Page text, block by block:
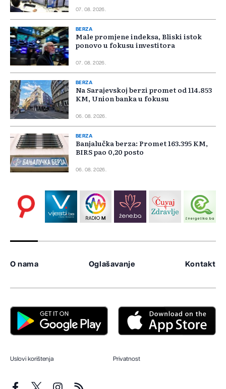
07. 08. 2026.
BERZA
Male promjene indeksa, Bliski istok
ponovo u fokusu investitora
07. 08. 2026.
BERZA
Na Sarajevskoj berzi promet od 114.853
KM, Union banka u fokusu
06. 08. 2026.
BERZA
Banjalučka berza: Promet 163.395 KM,
BIRS pao 0,20 posto
06. 08. 2026.
O nama Oglašavanje Kontakt
Uslovi korištenja Privatnost